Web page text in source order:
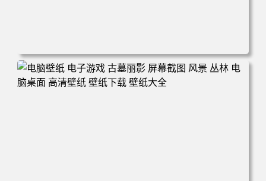
电脑壁纸 游戏 风景 未来主义 汽车 电脑桌面 高清壁纸 壁纸
下载 壁纸大全